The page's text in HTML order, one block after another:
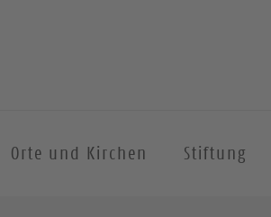
Orte und Kirchen Stiftung